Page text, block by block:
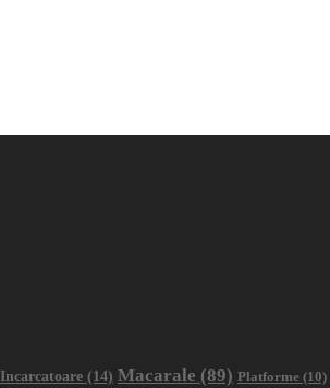
Incarcatoare (14) Macarale (89) Platforme (10)